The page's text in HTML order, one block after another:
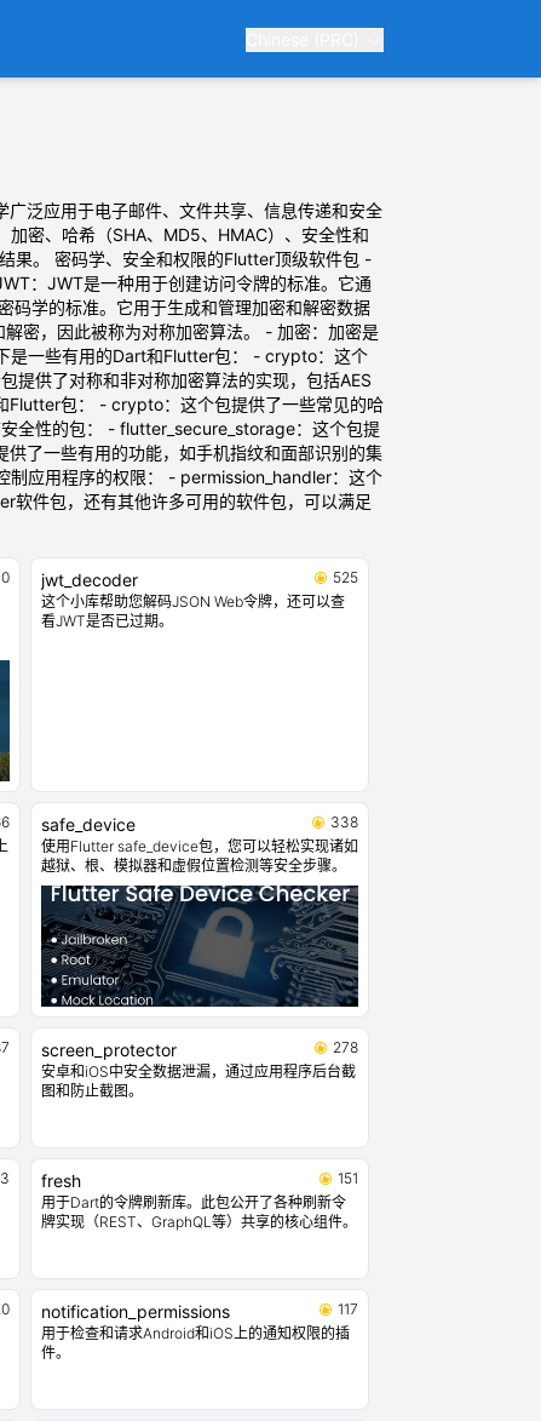
泛应用于电子邮件、文件共享、信息传递和安全
密、哈希（SHA、MD5、HMAC）、安全性和
果。 密码学、安全和权限的Flutter顶级软件包 -
：JWT是一种用于创建访问令牌的标准。它通
码学的标准。它用于生成和管理加密和解密数据
密，因此被称为对称加密算法。 - 加密：加密是
是一些有用的Dart和Flutter包： - crypto：这个
提供了对称和非对称加密算法的实现，包括AES
Flutter包： - crypto：这个包提供了一些常见的哈
全性的包： - flutter_secure_storage：这个包提
了一些有用的功能，如手机指纹和面部识别的集
制应用程序的权限： - permission_handler：这个
软件包，还有其他许多可用的软件包，可以满足
jwt_decoder
525
这个小库帮助您解码JSON Web令牌，还可以查
看JWT是否已过期。
safe_device
338
使用Flutter safe_device包，您可以轻松实现诸如
越狱、根、模拟器和虚假位置检测等安全步骤。
screen_protector
278
安卓和iOS中安全数据泄漏，通过应用程序后台截
图和防止截图。
fresh
151
用于Dart的令牌刷新库。此包公开了各种刷新令
牌实现（REST、GraphQL等）共享的核心组件。
notification_permissions
117
用于检查和请求Android和iOS上的通知权限的插
件。